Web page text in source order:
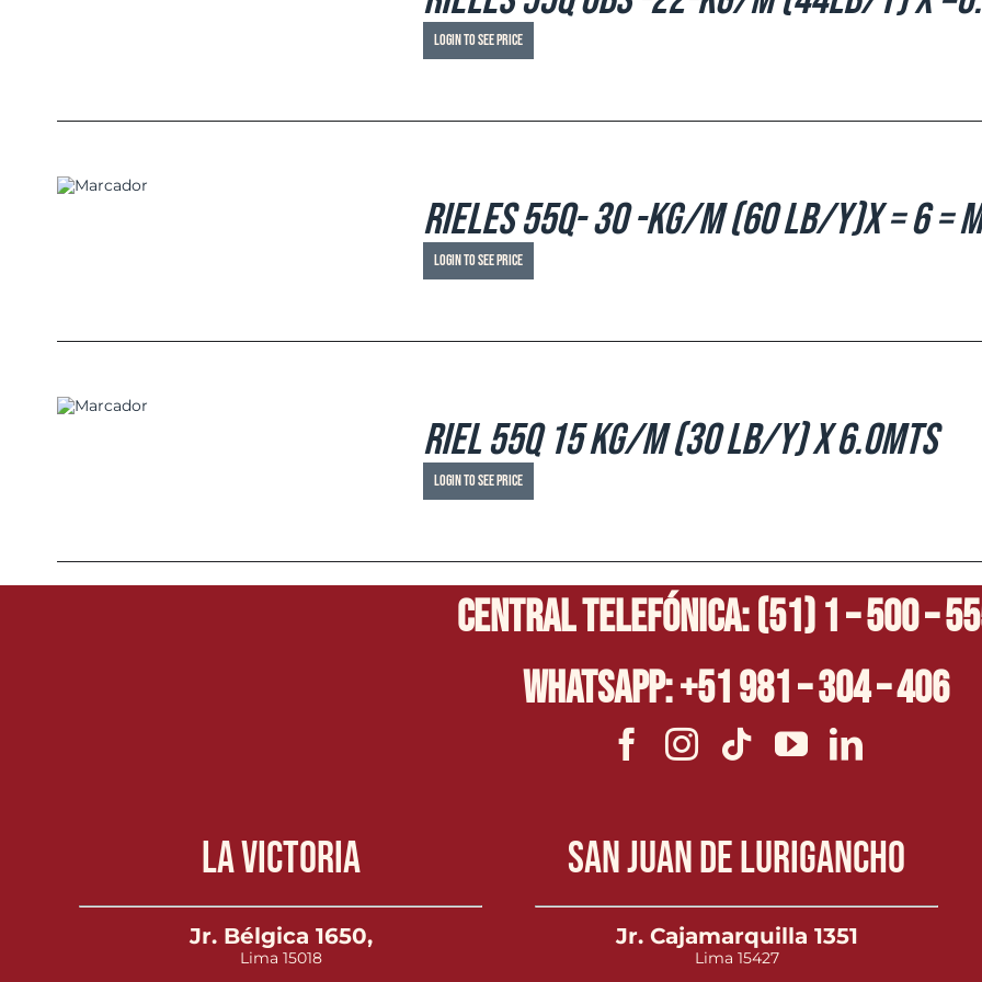
Login to see price
RIELES 55Q- 30 -KG/M (60 Lb/y)X = 6 =
Login to see price
Riel 55Q 15 Kg/m (30 Lb/y) x 6.0mts
Login to see price
Central Telefónica: (51) 1 – 500 –
Whatsapp: +51 981 – 304 – 406
La Victoria
Jr. Bélgica 1650,
Lima 15018
San Juan de Lurigancho
Jr. Cajamarquilla 1351
Lima 15427